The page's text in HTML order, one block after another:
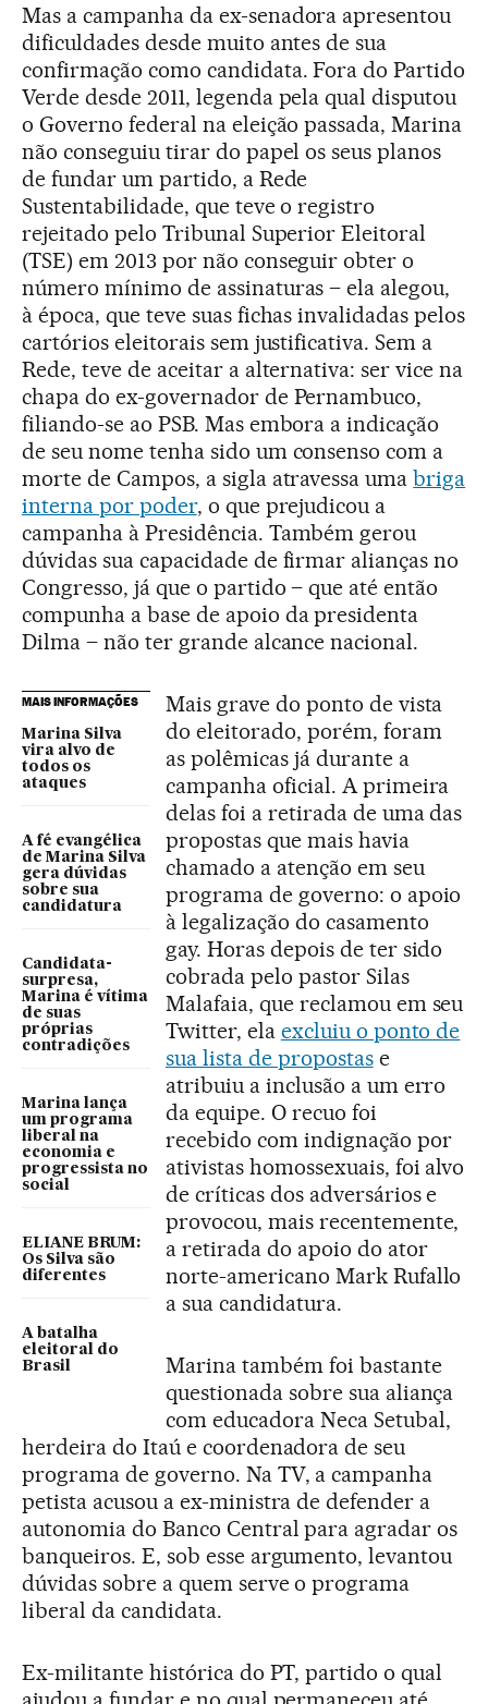
Mas a campanha da ex-senadora apresentou
dificuldades desde muito antes de sua
confirmação como candidata. Fora do Partido
Verde desde 2011, legenda pela qual disputou
o Governo federal na eleição passada, Marina
não conseguiu tirar do papel os seus planos
de fundar um partido, a Rede
Sustentabilidade, que teve o registro
rejeitado pelo Tribunal Superior Eleitoral
(TSE) em 2013 por não conseguir obter o
número mínimo de assinaturas – ela alegou,
à época, que teve suas fichas invalidadas pelos
cartórios eleitorais sem justificativa. Sem a
Rede, teve de aceitar a alternativa: ser vice na
chapa do ex-governador de Pernambuco,
filiando-se ao PSB. Mas embora a indicação
de seu nome tenha sido um consenso com a
morte de Campos, a sigla atravessa umabriga
interna por poder, o que prejudicou a
campanha à Presidência. Também gerou
dúvidas sua capacidade de firmar alianças no
Congresso, já que o partido – que até então
compunha a base de apoio da presidenta
Dilma – não ter grande alcance nacional.
MAIS INFORMAÇÕES
Marina Silva
vira alvo de
todos os
ataques
A fé evangélica
de Marina Silva
gera dúvidas
sobre sua
candidatura
Candidata-
surpresa,
Marina é vítima
de suas
próprias
contradições
Marina lança
um programa
liberal na
economia e
progressista no
social
ELIANE BRUM:
Os Silva são
diferentes
A batalha
eleitoral do
Brasil
Mais grave do ponto de vista
do eleitorado, porém, foram
as polêmicas já durante a
campanha oficial. A primeira
delas foi a retirada de uma das
propostas que mais havia
chamado a atenção em seu
programa de governo: o apoio
à legalização do casamento
gay. Horas depois de ter sido
cobrada pelo pastor Silas
Malafaia, que reclamou em seu
Twitter, ela excluiu o ponto de
sua lista de propostase
atribuiu a inclusão a um erro
da equipe. O recuo foi
recebido com indignação por
ativistas homossexuais, foi alvo
de críticas dos adversários e
provocou, mais recentemente,
a retirada do apoio do ator
norte-americano Mark Rufallo
a sua candidatura.
Marina também foi bastante
questionada sobre sua aliança
com educadora Neca Setubal,
herdeira do Itaú e coordenadora de seu
programa de governo. Na TV, a campanha
petista acusou a ex-ministra de defender a
autonomia do Banco Central para agradar os
banqueiros. E, sob esse argumento, levantou
dúvidas sobre a quem serve o programa
liberal da candidata.
Ex-militante histórica do PT, partido o qual